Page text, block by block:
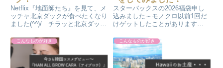
Netflix『地面師たち』を見て、メ
ッチャ北京ダックが食べたくなり
ました(^^)/ チラッと北京ダック
い。業務スーパーに行って準備に
取りかかります！オーブンで1時
間焼いてでき上がりです！以外に
簡単にお家で頂けました～
スターバックスの2026福袋申し
込みました～モノクロ以前1回だ
けゲットしたことがあります
ャ好みなので家族総出で抽選申し
込みをしました！
こんなものが好き こんなものが好き